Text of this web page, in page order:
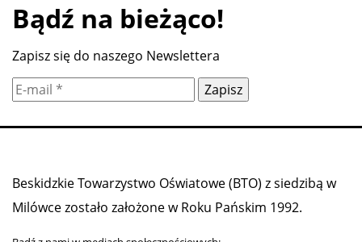
Bądź na bieżąco!
Zapisz się do naszego Newslettera
Beskidzkie Towarzystwo Oświatowe (BTO) z siedzibą w
Milówce zostało założone w Roku Pańskim 1992.